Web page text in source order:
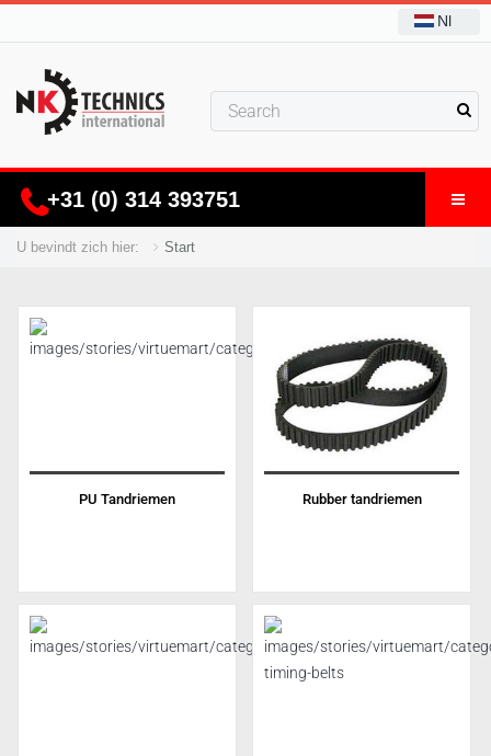
Nl
+31 (0) 314 393751
U bevindt zich hier: Start
PU Tandriemen Rubber tandriemen